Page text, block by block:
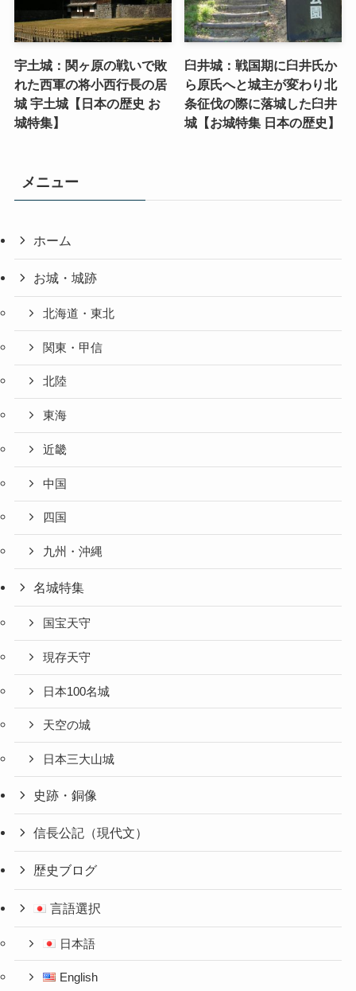
宇土城：関ヶ原の戦いで敗
れた西軍の将小西行長の居
城 宇土城【日本の歴史 お
城特集】
臼井城：戦国期に臼井氏か
ら原氏へと城主が変わり北
条征伐の際に落城した臼井
城【お城特集 日本の歴史】
メニュー
ホーム
お城・城跡
北海道・東北
関東・甲信
北陸
東海
近畿
中国
四国
九州・沖縄
名城特集
国宝天守
現存天守
日本100名城
天空の城
日本三大山城
史跡・銅像
信長公記（現代文）
歴史ブログ
言語選択
日本語
English